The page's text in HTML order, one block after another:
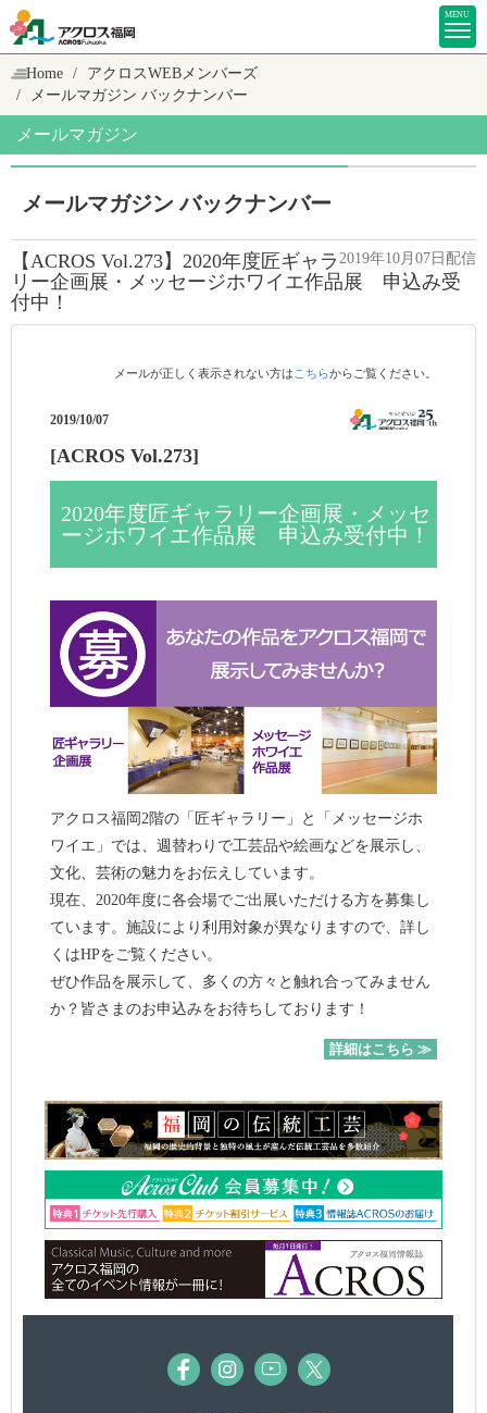
MENU
Home
アクロスWEBメンバーズ
メールマガジン バックナンバー
メールマガジン
メールマガジン バックナンバー
2019年10月07日配信
【ACROS Vol.273】2020年度匠ギャラ
リー企画展・メッセージホワイエ作品展 申込み受
付中！
メールが正しく表示されない方は こちらからご覧ください。
2019/10/07
[ACROS Vol.273]
2020年度匠ギャラリー企画展・メッセ
ージホワイエ作品展 申込み受付中！
アクロス福岡2階の「匠ギャラリー」と「メッセージホ
ワイエ」では、週替わりで工芸品や絵画などを展示し、
文化、芸術の魅力をお伝えしています。
現在、2020年度に各会場でご出展いただける方を募集し
ています。施設により利用対象が異なりますので、詳し
くはHPをご覧ください。
ぜひ作品を展示して、多くの方々と触れ合ってみません
か？皆さまのお申込みをお待ちしております！
詳細はこちら ≫